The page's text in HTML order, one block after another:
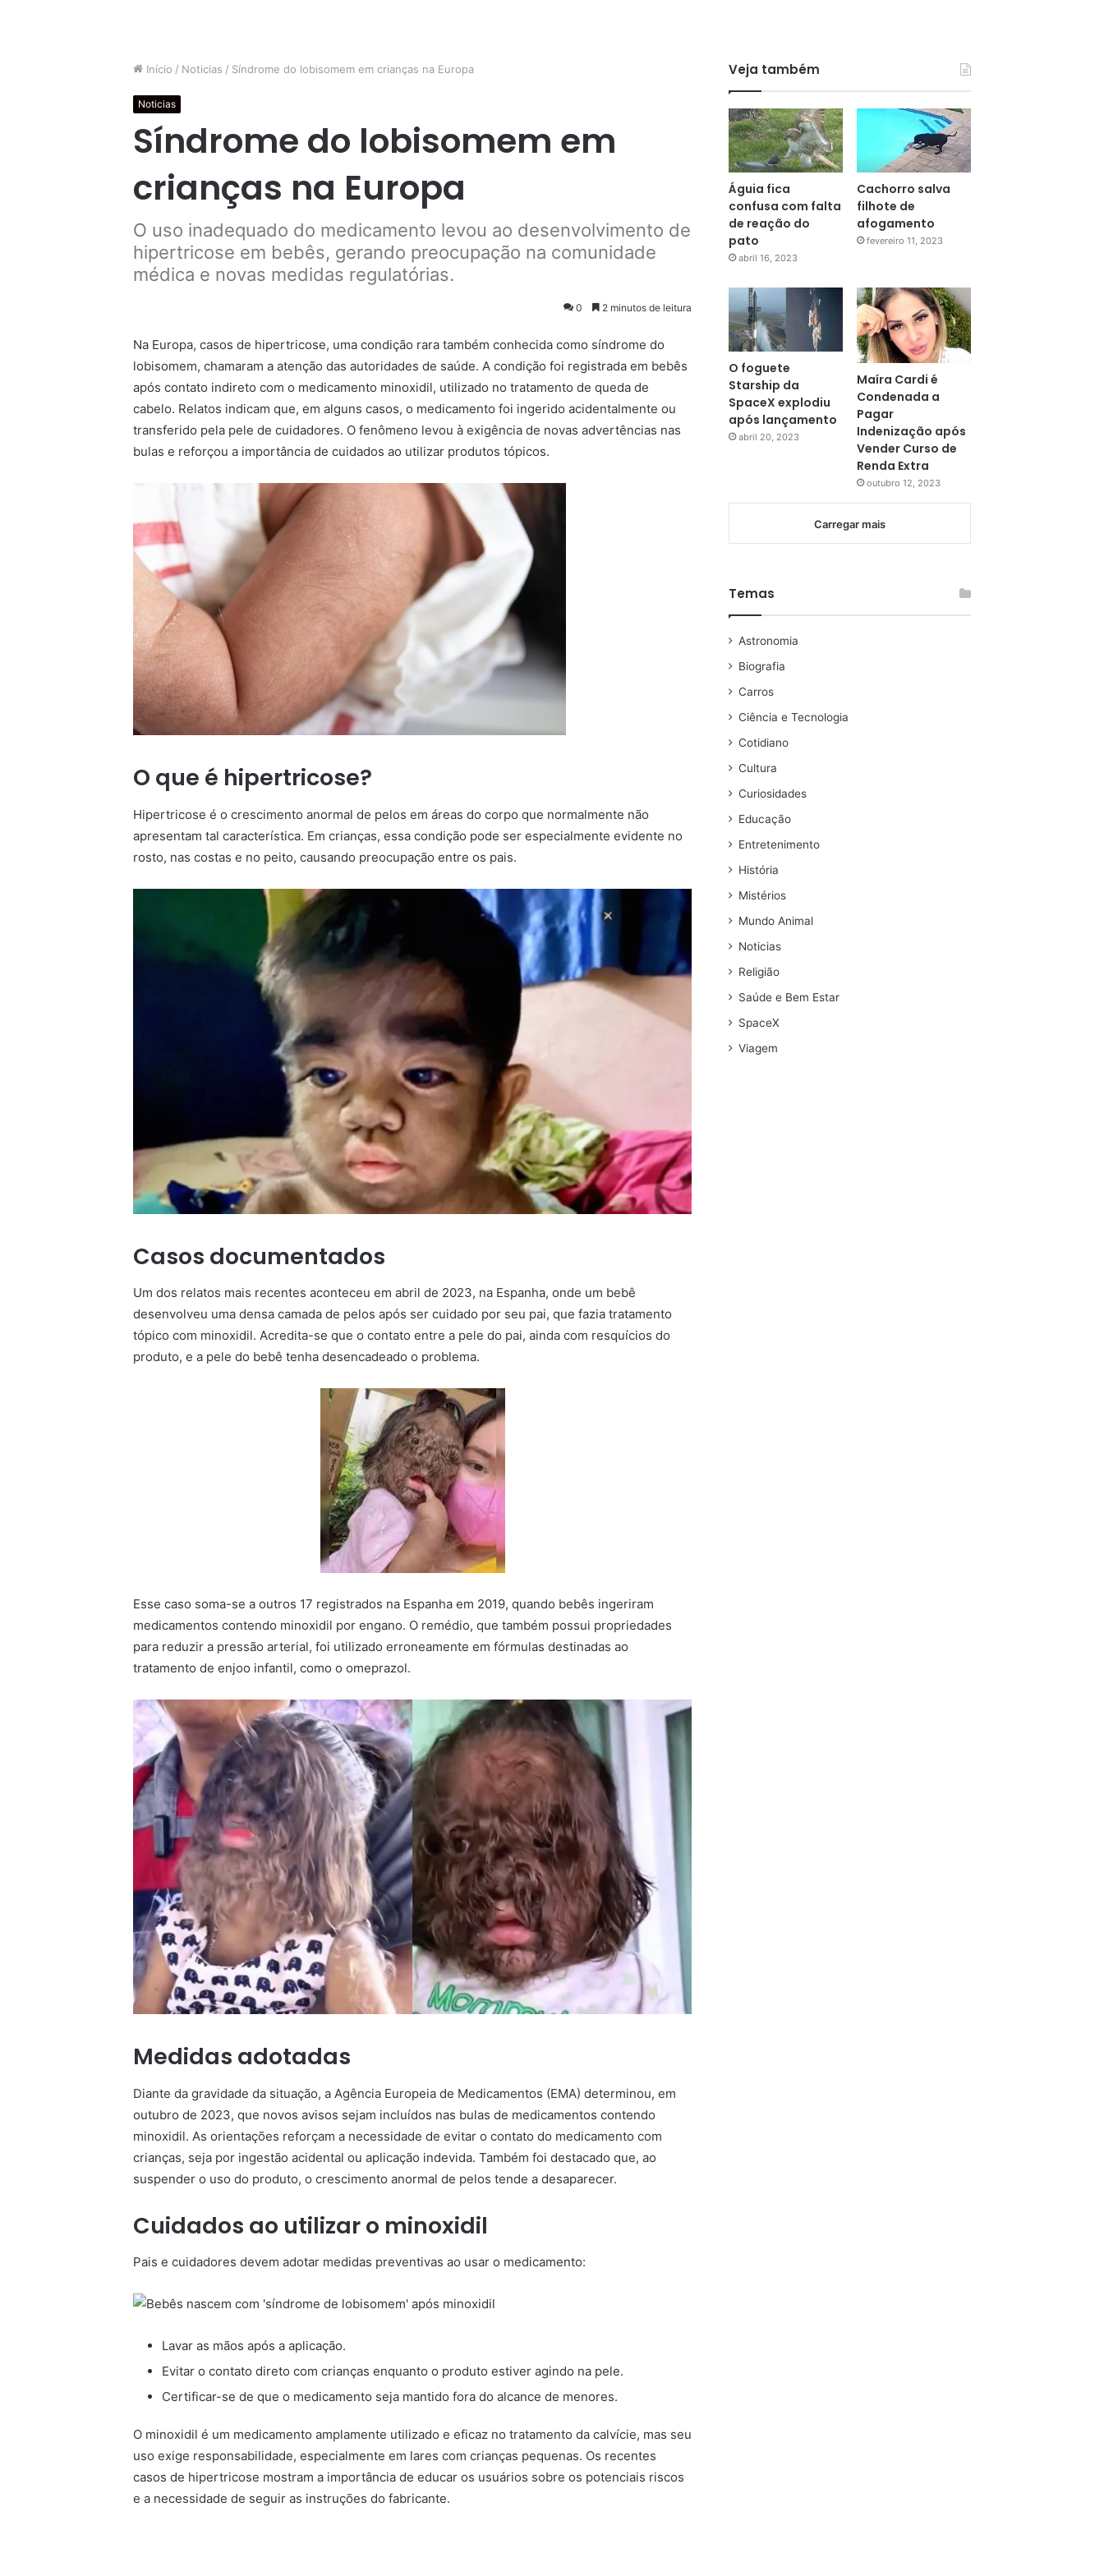
Início / Noticias / Síndrome do lobisomem em crianças na Europa
Noticias
Síndrome do lobisomem em
crianças na Europa
O uso inadequado do medicamento levou ao desenvolvimento de
hipertricose em bebês, gerando preocupação na comunidade
médica e novas medidas regulatórias.
0 2 minutos de leitura
Na Europa, casos de hipertricose, uma condição rara também conhecida como síndrome do
lobisomem, chamaram a atenção das autoridades de saúde. A condição foi registrada em bebês
após contato indireto com o medicamento minoxidil, utilizado no tratamento de queda de
cabelo. Relatos indicam que, em alguns casos, o medicamento foi ingerido acidentalmente ou
transferido pela pele de cuidadores. O fenômeno levou à exigência de novas advertências nas
bulas e reforçou a importância de cuidados ao utilizar produtos tópicos.
O que é hipertricose?
Hipertricose é o crescimento anormal de pelos em áreas do corpo que normalmente não
apresentam tal característica. Em crianças, essa condição pode ser especialmente evidente no
rosto, nas costas e no peito, causando preocupação entre os pais.
Casos documentados
Um dos relatos mais recentes aconteceu em abril de 2023, na Espanha, onde um bebê
desenvolveu uma densa camada de pelos após ser cuidado por seu pai, que fazia tratamento
tópico com minoxidil. Acredita-se que o contato entre a pele do pai, ainda com resquícios do
produto, e a pele do bebê tenha desencadeado o problema.
Esse caso soma-se a outros 17 registrados na Espanha em 2019, quando bebês ingeriram
medicamentos contendo minoxidil por engano. O remédio, que também possui propriedades
para reduzir a pressão arterial, foi utilizado erroneamente em fórmulas destinadas ao
tratamento de enjoo infantil, como o omeprazol.
Medidas adotadas
Diante da gravidade da situação, a Agência Europeia de Medicamentos (EMA) determinou, em
outubro de 2023, que novos avisos sejam incluídos nas bulas de medicamentos contendo
minoxidil. As orientações reforçam a necessidade de evitar o contato do medicamento com
crianças, seja por ingestão acidental ou aplicação indevida. Também foi destacado que, ao
suspender o uso do produto, o crescimento anormal de pelos tende a desaparecer.
Cuidados ao utilizar o minoxidil
Pais e cuidadores devem adotar medidas preventivas ao usar o medicamento:
Lavar as mãos após a aplicação.
Evitar o contato direto com crianças enquanto o produto estiver agindo na pele.
Certificar-se de que o medicamento seja mantido fora do alcance de menores.
O minoxidil é um medicamento amplamente utilizado e eficaz no tratamento da calvície, mas seu
uso exige responsabilidade, especialmente em lares com crianças pequenas. Os recentes
casos de hipertricose mostram a importância de educar os usuários sobre os potenciais riscos
e a necessidade de seguir as instruções do fabricante.
Veja também
Águia fica
confusa com falta
de reação do
pato
abril 16, 2023
Cachorro salva
filhote de
afogamento
fevereiro 11, 2023
O foguete
Starship da
SpaceX explodiu
após lançamento
abril 20, 2023
Maíra Cardi é
Condenada a
Pagar
Indenização após
Vender Curso de
Renda Extra
outubro 12, 2023
Carregar mais
Temas
Astronomia
Biografia
Carros
Ciência e Tecnologia
Cotidiano
Cultura
Curiosidades
Educação
Entretenimento
História
Mistérios
Mundo Animal
Noticias
Religião
Saúde e Bem Estar
SpaceX
Viagem